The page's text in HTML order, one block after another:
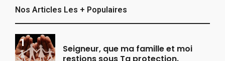
Nos Articles Les + Populaires
Seigneur, que ma famille et moi